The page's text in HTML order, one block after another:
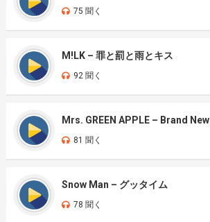
75 聞く
M!LK – 罪と罰と雨とキス
92 聞く
Mrs. GREEN APPLE – Brand New
81 聞く
Snow Man – グッタイム
78 聞く